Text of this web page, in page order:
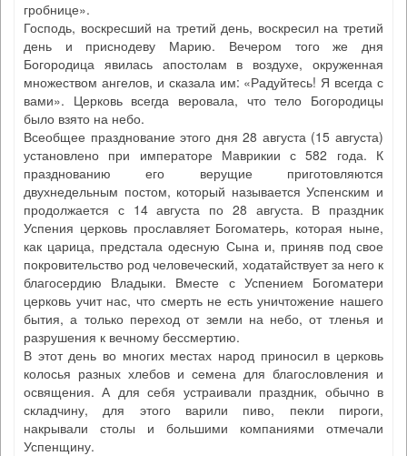
гробнице».
Господь, воскресший на третий день, воскресил на третий
день и приснодеву Марию. Вечером того же дня
Богородица явилась апостолам в воздухе, окруженная
множеством ангелов, и сказала им: «Радуйтесь! Я всегда с
вами». Церковь всегда веровала, что тело Богородицы
было взято на небо.
Всеобщее празднование этого дня 28 августа (15 августа)
установлено при императоре Маврикии с 582 года. К
празднованию его верущие приготовляются
двухнедельным постом, который называется Успенским и
продолжается с 14 августа по 28 августа. В праздник
Успения церковь прославляет Богоматерь, которая ныне,
как царица, предстала одесную Сына и, приняв под свое
покровительство род человеческий, ходатайствует за него к
благосердию Владыки. Вместе с Успением Богоматери
церковь учит нас, что смерть не есть уничтожение нашего
бытия, а только переход от земли на небо, от тленья и
разрушения к вечному бессмертию.
В этот день во многих местах народ приносил в церковь
колосья разных хлебов и семена для благословления и
освящения. А для себя устраивали праздник, обычно в
складчину, для этого варили пиво, пекли пироги,
накрывали столы и большими компаниями отмечали
Успенщину.